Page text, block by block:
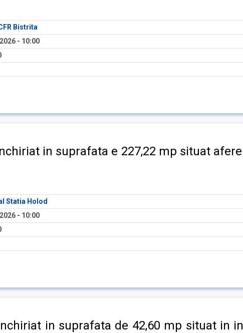
Bistrita
- 10:00
in suprafata e 227,22 mp situat
Statia Holod
- 10:00
in suprafata de 42,60 mp situat in